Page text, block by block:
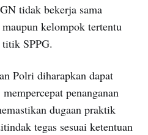
tidak bekerja sama
kelompok tertentu
titik SPPG.
Polri diharapkan dapat
penanganan
dugaan praktik
tegas sesuai ketentuan